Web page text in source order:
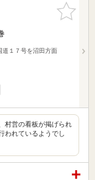
お気に入
りに追加
道１７号を沼田方面
村営の看板が掲げられ
われているようでし